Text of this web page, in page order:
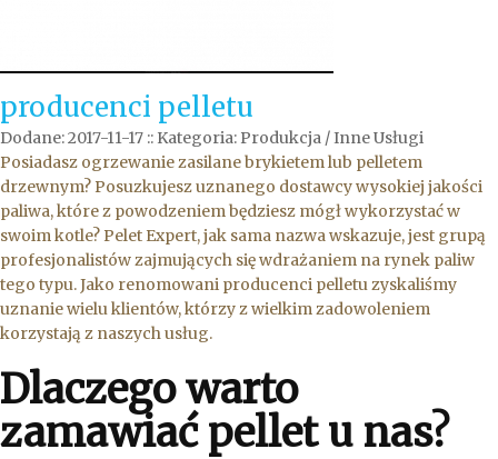
producenci pelletu
Dodane: 2017-11-17 :: Kategoria: Produkcja / Inne Usługi
Posiadasz ogrzewanie zasilane brykietem lub pelletem
drzewnym? Posuzkujesz uznanego dostawcy wysokiej jakości
paliwa, które z powodzeniem będziesz mógł wykorzystać w
swoim kotle? Pelet Expert, jak sama nazwa wskazuje, jest grupą
profesjonalistów zajmujących się wdrażaniem na rynek paliw
tego typu. Jako renomowani producenci pelletu zyskaliśmy
uznanie wielu klientów, którzy z wielkim zadowoleniem
korzystają z naszych usług.
Dlaczego warto
zamawiać pellet u nas?